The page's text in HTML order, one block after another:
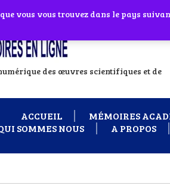
toi à notre chaîne WhatsApp
des œuvres scientifiques et de
ACCUEIL MÉMOIRES
SOMMES NOUS
A PROPOS
Si vous avez
vous vous trouvez dans le pays